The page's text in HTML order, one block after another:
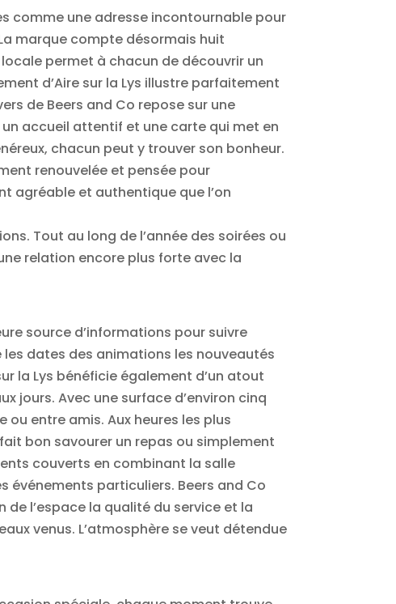
comme une adresse incontournable pour
marque compte désormais huit
permet à chacun de découvrir un
d’Aire sur la Lys illustre parfaitement
de Beers and Co repose sur une
accueil attentif et une carte qui met en
chacun peut y trouver son bonheur.
renouvelée et pensée pour
agréable et authentique que l’on
Tout au long de l’année des soirées ou
relation encore plus forte avec la
source d’informations pour suivre
dates des animations les nouveautés
la Lys bénéficie également d’un atout
jours. Avec une surface d’environ cinq
entre amis. Aux heures les plus
bon savourer un repas ou simplement
couverts en combinant la salle
événements particuliers. Beers and Co
l’espace la qualité du service et la
venus. L’atmosphère se veut détendue